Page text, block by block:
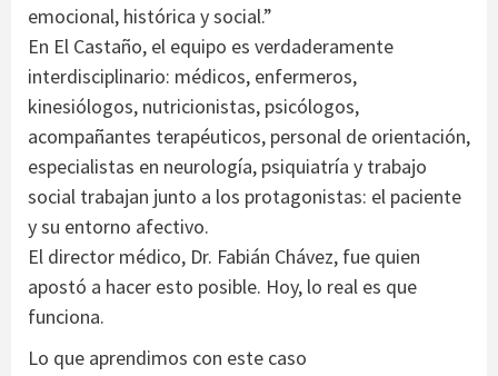
emocional, histórica y social.”
En El Castaño, el equipo es verdaderamente
interdisciplinario: médicos, enfermeros,
kinesiólogos, nutricionistas, psicólogos,
acompañantes terapéuticos, personal de orientación,
especialistas en neurología, psiquiatría y trabajo
social trabajan junto a los protagonistas: el paciente
y su entorno afectivo.
El director médico, Dr. Fabián Chávez, fue quien
apostó a hacer esto posible. Hoy, lo real es que
funciona.
Lo que aprendimos con este caso